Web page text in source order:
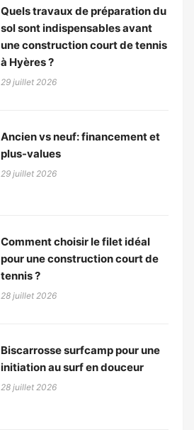
Quels travaux de préparation du
sol sont indispensables avant
une construction court de tennis
à Hyères ?
29 juillet 2026
Ancien vs neuf: financement et
plus-values
29 juillet 2026
Comment choisir le filet idéal
pour une construction court de
tennis ?
28 juillet 2026
Biscarrosse surfcamp pour une
initiation au surf en douceur
28 juillet 2026